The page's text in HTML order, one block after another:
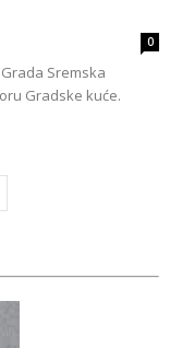
0
Sremska
Gradske kuće.